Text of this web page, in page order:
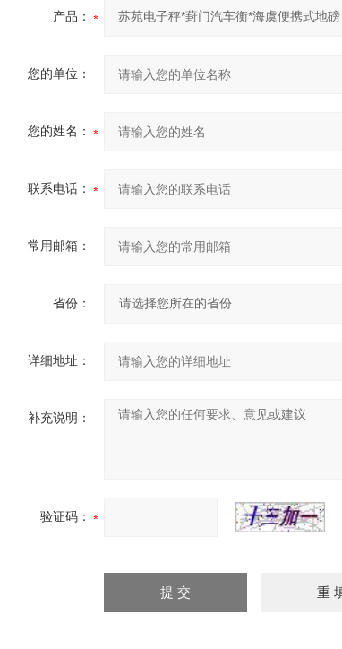
产品：
您的单位：
您的姓名：
联系电话：
常用邮箱：
省份：
详细地址：
补充说明：
验证码：